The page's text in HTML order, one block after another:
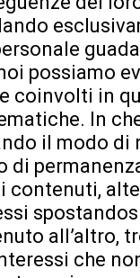
possiamo
coinvolti in
In
il modo di
di
contenuti,
all’altro,
che